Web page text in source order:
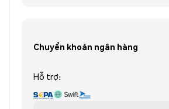
Chuyển khoản ngân hàng
Hỗ trợ: